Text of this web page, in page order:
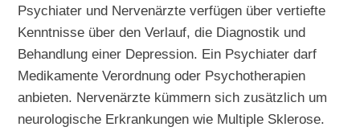
Psychiater und Nervenärzte verfügen über vertiefte
Kenntnisse über den Verlauf, die Diagnostik und
Behandlung einer Depression. Ein Psychiater darf
Medikamente Verordnung oder Psychotherapien
anbieten. Nervenärzte kümmern sich zusätzlich um
neurologische Erkrankungen wie Multiple Sklerose.